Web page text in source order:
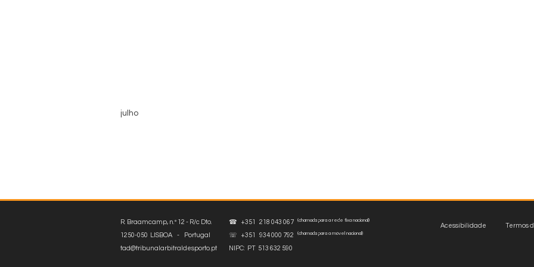
julho
Acessibilidade Termos
R. Braamcamp, n.º 12 - R/c Dto.
1250-050 LISBOA - Portugal
tad@tribunalarbitraldesporto.pt
☎ +351 218 043 067 (chamada para a rede fixa nacional)
☏ +351 934 000 792 (chamada para a móvel nacional)
NIPC: PT 513 632 590